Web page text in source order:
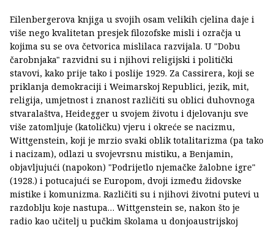
Eilenbergerova knjiga u svojih osam velikih cjelina daje i
više nego kvalitetan presjek filozofske misli i ozračja u
kojima su se ova četvorica mislilaca razvijala. U "Dobu
čarobnjaka" razvidni su i njihovi religijski i politički
stavovi, kako prije tako i poslije 1929. Za Cassirera, koji se
priklanja demokraciji i Weimarskoj Republici, jezik, mit,
religija, umjetnost i znanost različiti su oblici duhovnoga
stvaralaštva, Heidegger u svojem životu i djelovanju sve
više zatomljuje (katoličku) vjeru i okreće se nacizmu,
Wittgenstein, koji je mrzio svaki oblik totalitarizma (pa tako
i nacizam), odlazi u svojevrsnu mistiku, a Benjamin,
objavljujući (napokon) "Podrijetlo njemačke žalobne igre"
(1928.) i potucajući se Europom, dvoji između židovske
mistike i komunizma. Različiti su i njihovi životni putevi u
razdoblju koje nastupa… Wittgenstein se, nakon što je
radio kao učitelj u pučkim školama u donjoaustrijskoj